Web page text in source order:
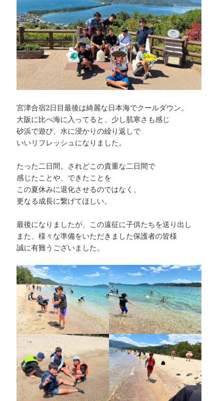
宮津合宿2日目最後は綺麗な日本海でクールダウン。
大阪に比べ海に入ってると、少し肌寒さも感じ
砂浜で遊び、水に浸かりの繰り返しで
いいリフレッシュになりました。
たった二日間。されどこの貴重な二日間で
感じたことや、できたことを
この夏休みに退化させるのではなく、
更なる成長に繋げてほしい。
最後になりましたが、この遠征に子供たちを送り出し
また、様々な準備をいただきました保護者の皆様
誠に有難うございました。